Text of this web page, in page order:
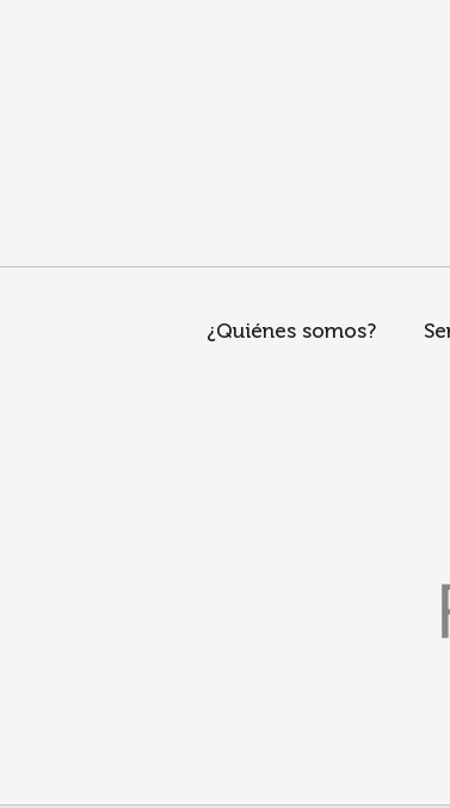
¿Quiénes somos?